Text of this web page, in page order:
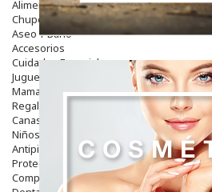
Alimentación Y Complementos
Chupetes Y Mordedores
Aseo Y Baño
Accesorios
Cuidados Especiales
Juguetes
Mama
Regalos
Canastilla
Niños
Antipiojos
Protección Solar
Complementos Alimentarios